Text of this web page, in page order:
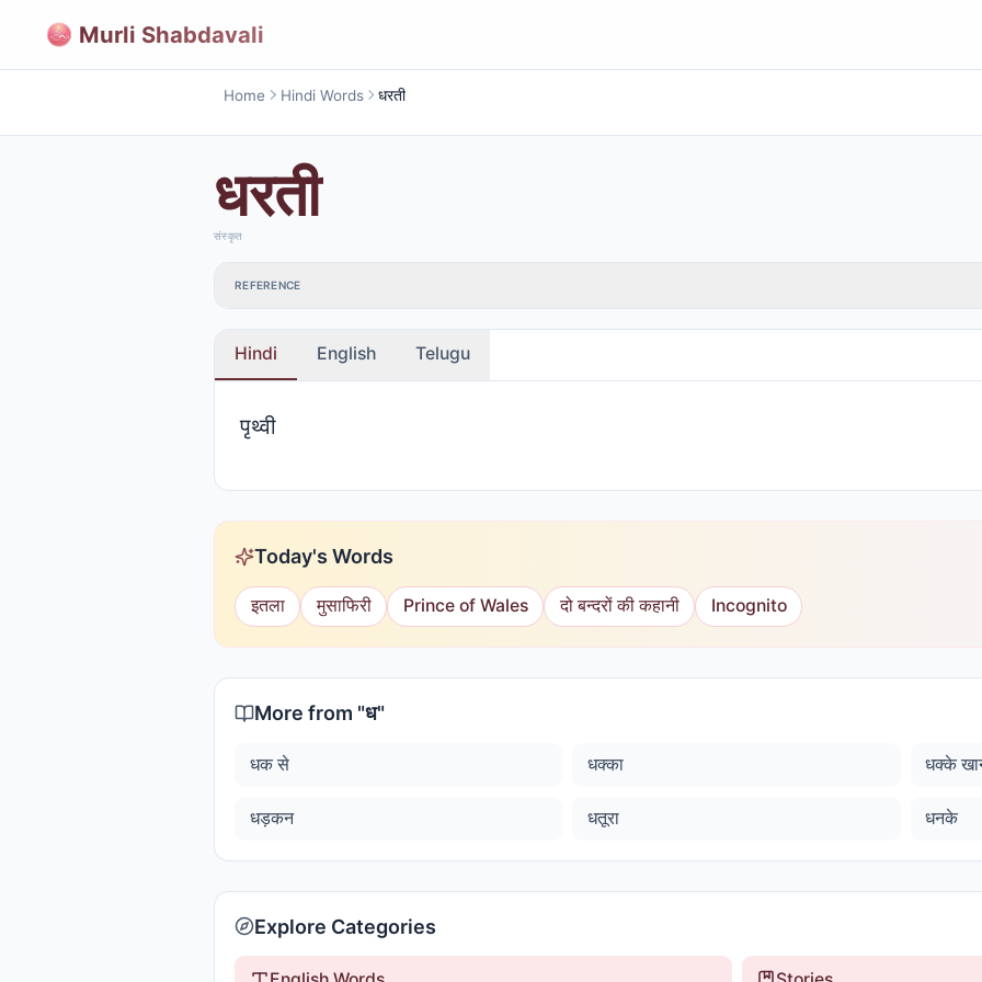
Murli Shabdavali
Home Hindi Words धरती
धरती
संस्कृत
REFERENCE
Hindi English Telugu
पृथ्वी
Today's Words
इतला मुसाफिरी Prince of Wales दो बन्दरों की कहानी Incognito
More from "ध"
धक से धक्का धक्के
धड़कन धतूरा धनके
Explore Categories